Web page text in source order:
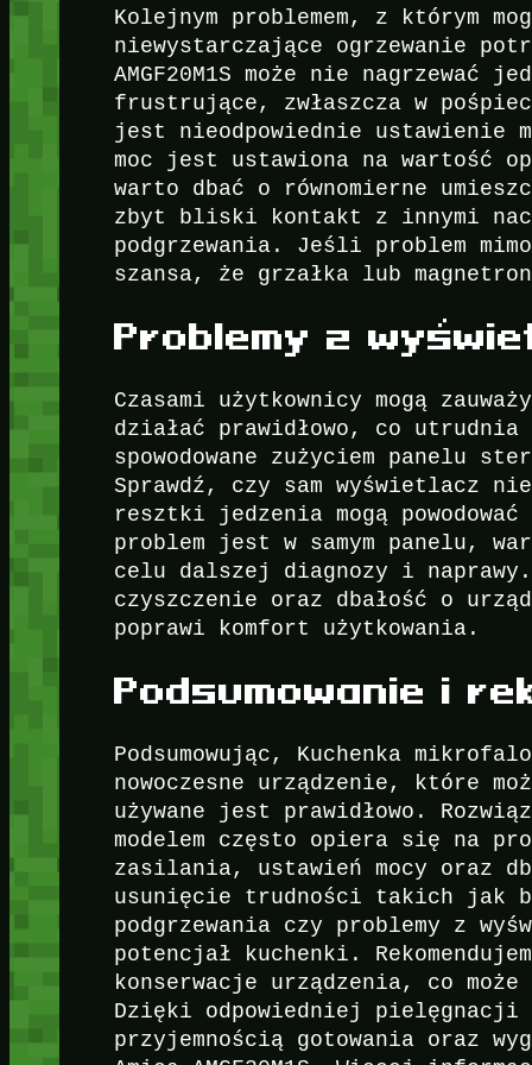
Kolejnym problemem, z którym
niewystarczające ogrzewanie
AMGF20M1S może nie
frustrujące, zwłaszcza w
jest nieodpowiednie ustawienie
moc jest ustawiona na wartość
warto dbać o równomierne
zbyt bliski kontakt z innymi
podgrzewania. Jeśli problem
szansa, że grzałka lub magnetron
Problemy z
Czasami użytkownicy mogą
działać prawidłowo, co
spowodowane zużyciem panelu
Sprawdź, czy sam wyświetlacz
resztki jedzenia mogą
problem jest w samym panelu,
celu dalszej diagnozy i
czyszczenie oraz dbałość o
poprawi komfort użytkowania.
Podsumowanie i
Podsumowując, Kuchenka
nowoczesne urządzenie, które
używane jest prawidłowo.
modelem często opiera się na
zasilania, ustawień mocy oraz
usunięcie trudności takich jak
podgrzewania czy problemy z
potencjał kuchenki.
konserwacje urządzenia, co
Dzięki odpowiedniej pielęgnacji
przyjemnością gotowania oraz